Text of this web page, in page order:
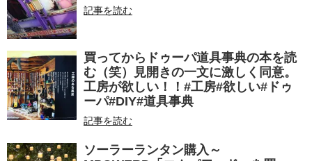
記事を読む
買ってからドゥーパ道具事典の本を読
む（笑）見開きの一文に激しく同意。
工房が欲しい！！#工房#欲しい#ドゥ
ーパ#DIY#道具事典
記事を読む
ソーラーランタン購入～